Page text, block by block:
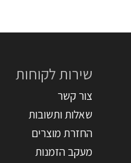
שירות לקוחות
צור קשר
שאלות ותשובות
החזרת מוצרים
מעקב הזמנות